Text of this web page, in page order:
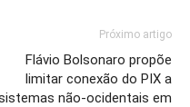
Próximo artigo
Flávio Bolsonaro propõe
limitar conexão do PIX a
não-ocidentais em